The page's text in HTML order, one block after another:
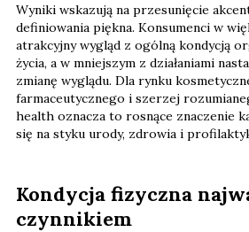
Wyniki wskazują na przesunięcie
definiowania piękna. Konsumenci w
atrakcyjny wygląd z ogólną kondycją
życia, a w mniejszym z działaniami
zmianę wyglądu. Dla rynku
farmaceutycznego i szerzej
health oznacza to rosnące znaczenie
się na styku urody, zdrowia i
Kondycja fizyczna
czynnikiem